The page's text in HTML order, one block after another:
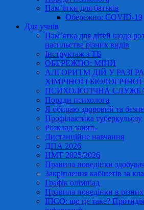
Пам’ятки для батьків
Обережно: COVID-19
Для учнів
Пам’ятка для дітей щодо
насильства різних видів
Інструктаж з ТБ
ОБЕРЕЖНО: МІНИ
АЛГОРИТМ ДІЙ У РАЗІ
ХІМІЧНОЇ І
ПСИХОЛОГІЧНА
Поради психолога
Я обираю здоровий та
Профілактика туберкульозу
Розклад занять
Дистанційне навчання
ДПА 2026
НМТ 2025/2026
Правила поведінки
Закріплення кабінетів за
Графік олімпіад
Правила поведінки в різних
ІПСО: що це таке?